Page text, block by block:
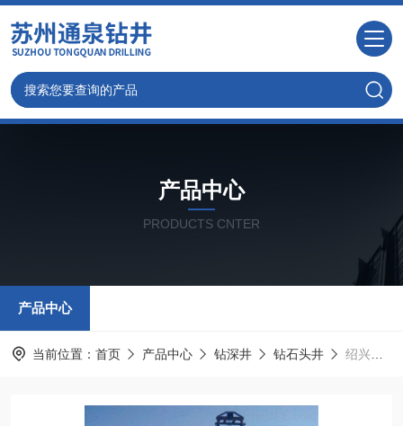
产品中心
PRODUCTS CNTER
产品中心
当前位置： 首页 产品中心 钻深井 钻石头井 绍兴钻井- 绍兴大型机械打井及行业设备